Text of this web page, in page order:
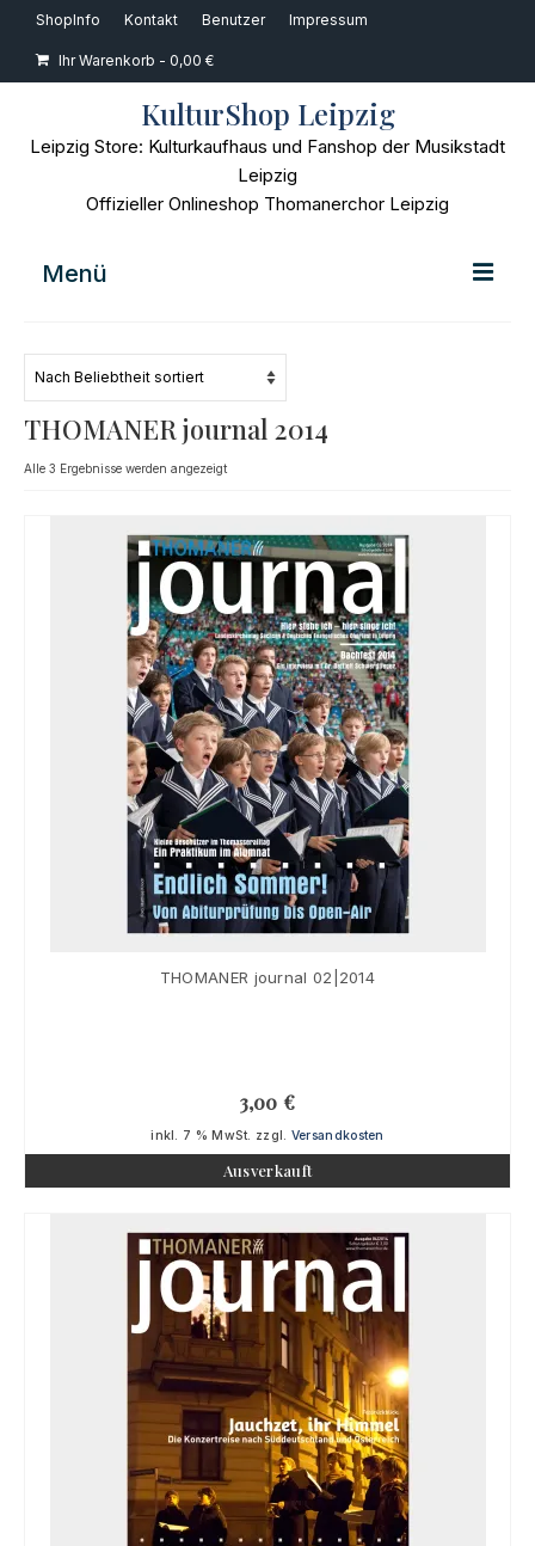
ShopInfo Kontakt Benutzer Impressum
Ihr Warenkorb - 0,00 €
KulturShop Leipzig
Leipzig Store: Kulturkaufhaus und Fanshop der Musikstadt
Leipzig
Offizieller Onlineshop Thomanerchor Leipzig
Menü
Musik
Souvenir
KidsStore
Sale [%]
THOMANER journal 2014
Alle 3 Ergebnisse werden angezeigtNach
THOMANER journal 02|2014
3,00 €
inkl. 7 % MwSt. zzgl. Versandkosten
Ausverkauft